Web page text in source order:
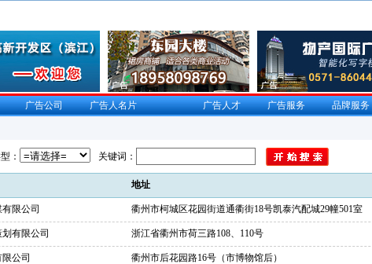
广告公司 广告人名片 广告人才 广告服务 品牌服务
： 关键词：
地址
限公司 衢州市柯城区花园街道通衢街18号凯泰汽配城29幢501室
有限公司 浙江省衢州市荷三路108、110号
公司 衢州市后花园路16号（市博物馆后）